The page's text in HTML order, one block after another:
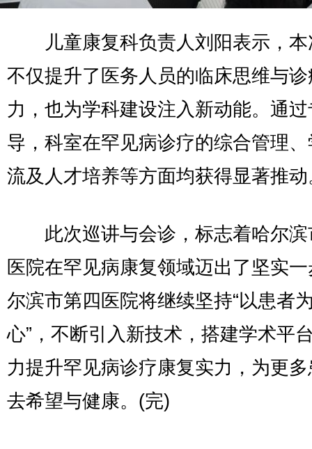
儿童康复科负责人刘阳表示，本
不仅提升了医务人员的临床思维与
力，也为学科建设注入新动能。通
导，科室在罕见病诊疗的综合管理
流及人才培养等方面均获得显著推动
此次巡讲与会诊，标志着哈尔滨
医院在罕见病康复领域迈出了坚实
尔滨市第四医院将继续坚持“以患者
心”，不断引入新技术，搭建学术平
力提升罕见病诊疗康复实力，为更
去希望与健康。(完)